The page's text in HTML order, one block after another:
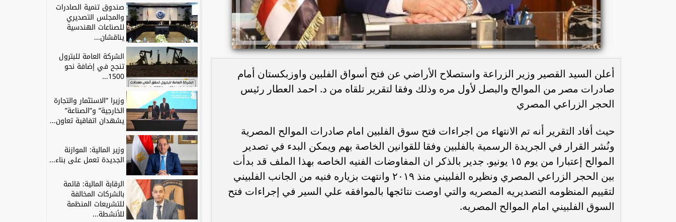
أعلن السيد القصير وزير الزراعة واستصلاح الأراضي عن فتح أسواق الفلبين واوزبكستان أمام
صادرات مصر من الموالح والبصل لأول مره وذلك وفقا لتقرير تلقاه من د. احمد العطار رئيس
الحجر الزراعي المصري
حيث أفاد التقرير أنه تم الانتهاء من اجراءات فتح سوق الفلبين امام صادرات الموالح المصرية
ونُشر القرار في الجريدة الرسمية بالفلبين وفقا للقوانين الخاصة بهم ويمكن البدء في تصدير
الموالح إعتبارا من يوم ١٥ يونيو. جدير بالذكر ان المفاوضات الفنيه الخاصه بهذا الملف قد بدأت
بين الحجر الزراعي المصري ونظيره الفلبيني منذ ٢٠١٩ وانتهت بزياره فنيه من الجانب الفلبيني
لتقييم المنظومه التصديريه المصريه والتي اوصت نتائجها بالموافقه علي السير في إجراءات فتح
السوق الفلبيني امام الموالح المصريه.
صندوق تنمية الصادرات
والمجلس التصديري
للصناعات الهندسية
يناقشان...
الشركة العامة للبترول
تنجح في إضافة نحو
1500...
وزيرا ”الاستثمار والتجارة
الخارجية” و”الصناعة”
يشهدان اتفاقية تعاون...
وزير المالية: الموازنة
الجديدة تعمل على بناء...
الرقابة المالية: قائمة
بالشركات المخالفة
للتشريعات المنظمة
للأنشطة...